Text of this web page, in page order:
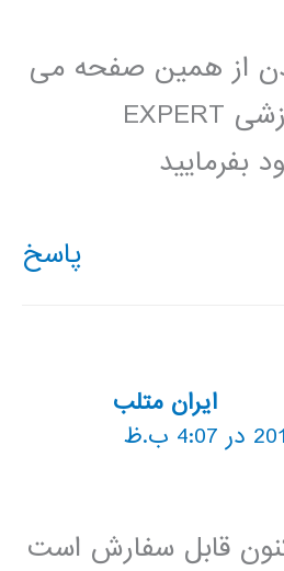
از همین صفحه می
توانید فیلم آموزشی EXPERT
پاسخ
ایران متلب
قابل سفارش است